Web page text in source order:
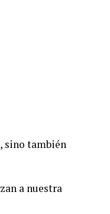
sino también
a nuestra